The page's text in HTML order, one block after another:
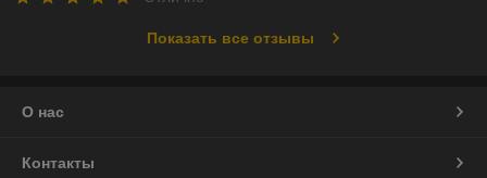
Показать все отзывы
О нас
Контакты